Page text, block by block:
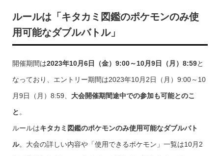
ルールは「キタカミ図鑑のポケモンのみ使
用可能なダブルバトル」
開催期間は2023年10月6日（金）9:00～10月9日（月）8:59と
なっており、エントリー期間は2023年10月2日（月）9:00～10
月9日（月）8:59、 大会開催期間途中での参加も可能とのこ
と 。
ルールはキタカミ図鑑のポケモンのみ使用可能なダブルバト
ル。大会の詳しい内容や「使用できるポケモン」一覧は10月2